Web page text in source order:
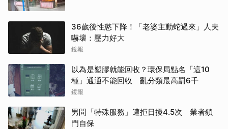
36歲後性慾下降！「老婆主動蛇過來」人夫
嚇壞：壓力好大
鏡報
以為是塑膠就能回收？環保局點名「這10
種」通通不能回收 亂分類最高罰6千
鏡報
男問「特殊服務」遭拒日擾4.5次 業者鎖
門自保